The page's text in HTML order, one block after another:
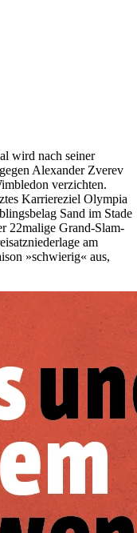
wird nach seiner
Alexander Zverev
verzichten.
Karriereziel Olympia
Sand im Stade
22malige Grand-Slam-
am
»schwierig« aus,